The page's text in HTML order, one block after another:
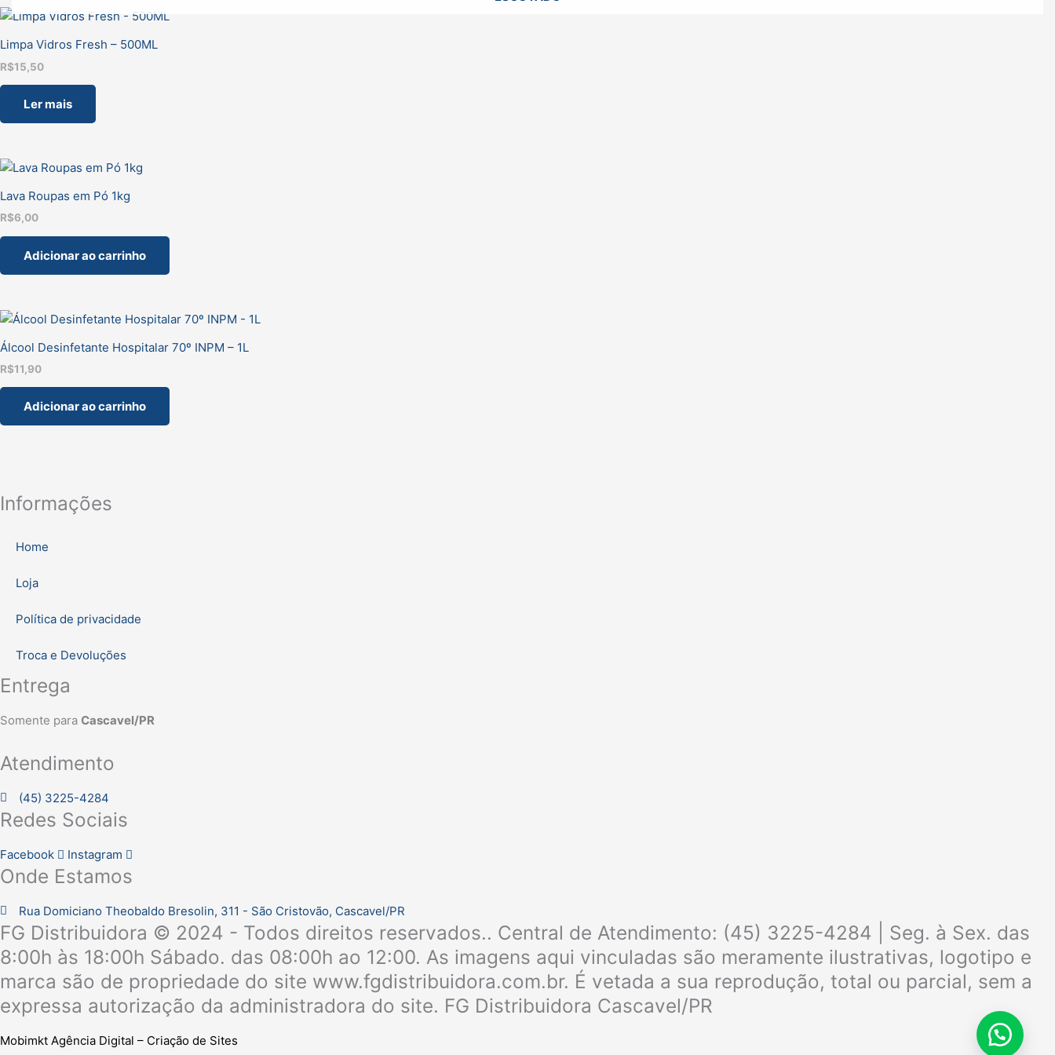
Limpa Vidros Fresh – 500ML
R$15,50
Ler mais
Lava Roupas em Pó 1kg
R$6,00
Adicionar ao carrinho
Álcool Desinfetante Hospitalar 70º INPM – 1L
R$11,90
Adicionar ao carrinho
Informações
Home
Loja
Política de privacidade
Troca e Devoluções
Entrega
Somente para Cascavel/PR
Atendimento
(45) 3225-4284
Redes Sociais
Facebook Instagram
Onde Estamos
Rua Domiciano Theobaldo Bresolin, 311 - São Cristovão, Cascavel/PR
FG Distribuidora © 2024 - Todos direitos reservados.. Central de Atendimento: (45) 3225-4284 | Seg. à Sex. das
8:00h às 18:00h Sábado. das 08:00h ao 12:00. As imagens aqui vinculadas são meramente ilustrativas, logotipo e
marca são de propriedade do site www.fgdistribuidora.com.br. É vetada a sua reprodução, total ou parcial, sem a
expressa autorização da administradora do site. FG Distribuidora Cascavel/PR
Mobimkt Agência Digital – Criação de Sites